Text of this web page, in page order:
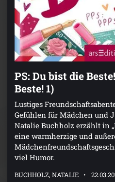
PS: Du bist die
Beste! 1)
Lustiges
Gefühlen für Mädchen und
Natalie Buchholz erzählt in
eine warmherzige und
viel Humor.
BUCHHOLZ, NATALIE